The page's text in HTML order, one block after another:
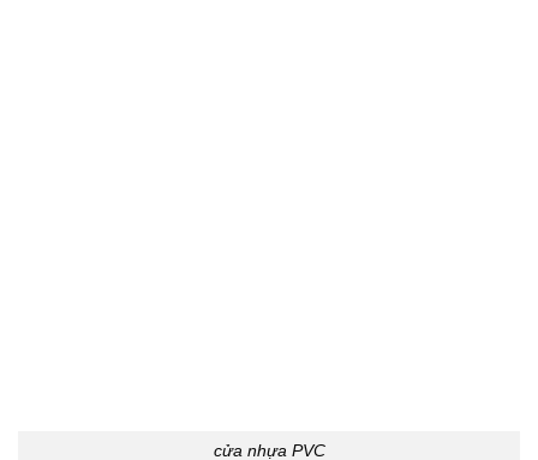
cửa nhựa PVC